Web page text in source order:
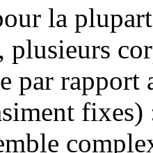
la
plusieurs
par rapport